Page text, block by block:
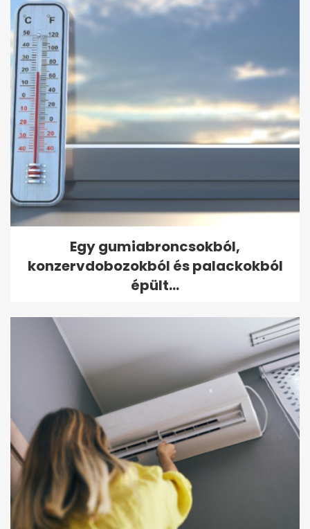
Egy gumiabroncsokból,
konzervdobozokból és palackokból
épült...